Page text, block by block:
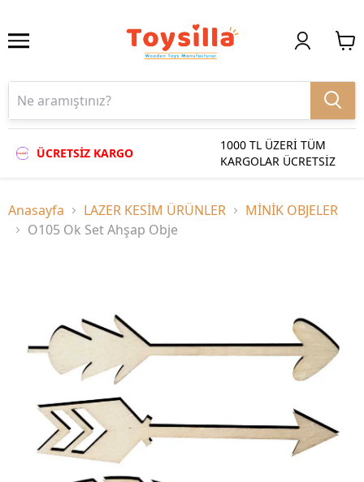
ÜCRETSİZ KARGO
1000 TL ÜZERİ TÜM
KARGOLAR ÜCRETSİZ
Anasayfa LAZER KESİM ÜRÜNLER
MİNİK OBJELER
O105 Ok Set Ahşap Obje